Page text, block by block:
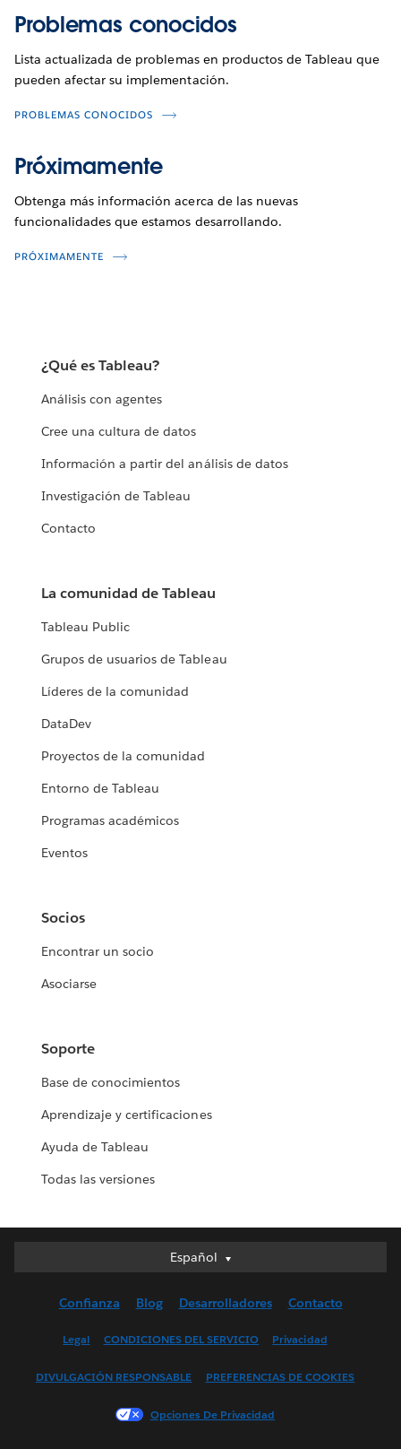
Problemas conocidos
Lista actualizada de problemas en productos de Tableau que
pueden afectar su implementación.
PROBLEMAS CONOCIDOS
Próximamente
Obtenga más información acerca de las nuevas
funcionalidades que estamos desarrollando.
PRÓXIMAMENTE
¿Qué es Tableau?
Análisis con agentes
Cree una cultura de datos
Información a partir del análisis de datos
Investigación de Tableau
Contacto
La comunidad de Tableau
Tableau Public
Grupos de usuarios de Tableau
Líderes de la comunidad
DataDev
Proyectos de la comunidad
Entorno de Tableau
Programas académicos
Eventos
Socios
Encontrar un socio
Asociarse
Soporte
Base de conocimientos
Aprendizaje y certificaciones
Ayuda de Tableau
Todas las versiones
Español
Español
English (UK)
Français (France)
Confianza Blog Desarrolladores Contacto
Legal CONDICIONES DEL SERVICIO Privacidad
DIVULGACIÓN RESPONSABLE PREFERENCIAS DE COOKIES
Opciones De Privacidad